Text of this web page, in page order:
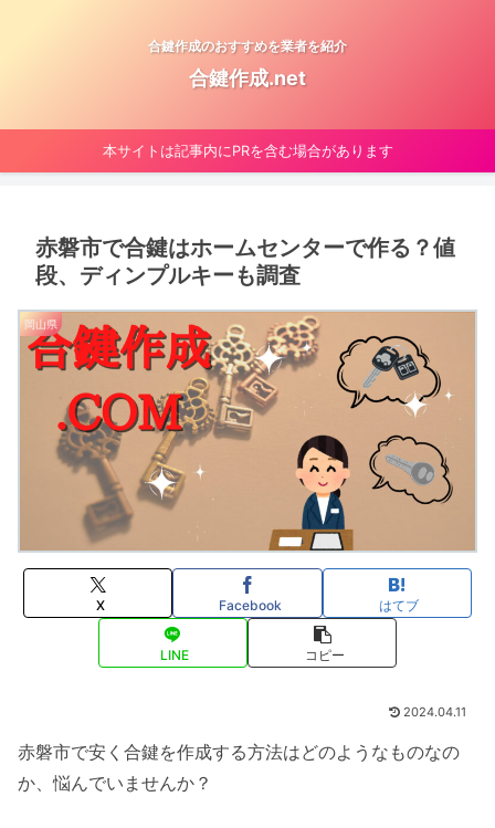
合鍵作成のおすすめを業者を紹介
合鍵作成.net
本サイトは記事内にPRを含む場合があります
赤磐市で合鍵はホームセンターで作る？値
段、ディンプルキーも調査
岡山県
X Facebook はてブ
LINE コピー
2024.04.11
赤磐市で安く合鍵を作成する方法はどのようなものなの
か、悩んでいませんか？